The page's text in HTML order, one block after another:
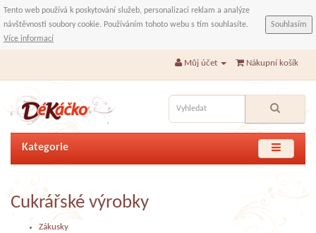
Tento web používá k poskytování služeb, personalizaci reklam a analýze
návštěvnosti soubory cookie. Používáním tohoto webu s tím souhlasíte.
Více informací
Souhlasím
Můj účet Nákupní košík
Kategorie
Cukrářské výrobky
Zákusky